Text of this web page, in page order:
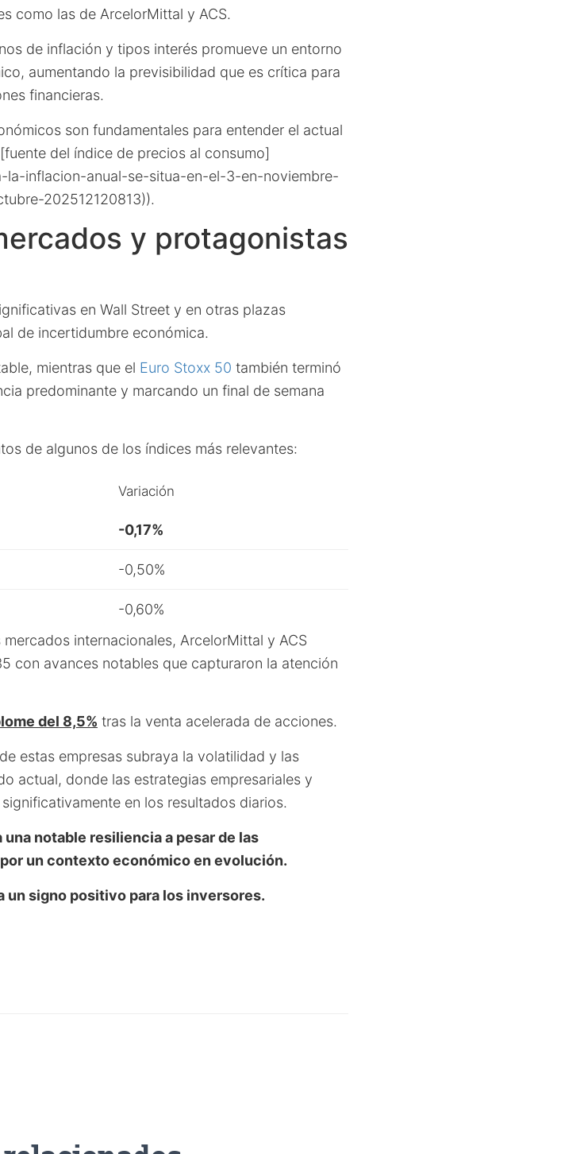
como las de ArcelorMittal y ACS.
de inflación y tipos interés promueve un entorno
aumentando la previsibilidad que es crítica para
financieras.
son fundamentales para entender el actual
del índice de precios al consumo]
la-inflacion-anual-se-situa-en-el-3-en-noviembre-
202512120813)).
y protagonistas
en Wall Street y en otras plazas
de incertidumbre económica.
mientras que el Euro Stoxx 50 también terminó
predominante y marcando un final de semana
de algunos de los índices más relevantes:
Variación
-0,17%
-0,50%
-0,60%
internacionales, ArcelorMittal y ACS
con avances notables que capturaron la atención
del 8,5% tras la venta acelerada de acciones.
estas empresas subraya la volatilidad y las
actual, donde las estrategias empresariales y
en los resultados diarios.
notable resiliencia a pesar de las
un contexto económico en evolución.
un signo positivo para los inversores.